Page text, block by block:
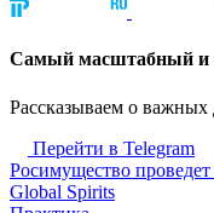
Cамый масштабный и
Рассказываем о
Перейти в Telegram
Росимущество
Global Spirits